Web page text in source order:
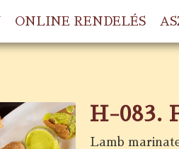
ONLINE RENDELÉS
H-083.
Lamb